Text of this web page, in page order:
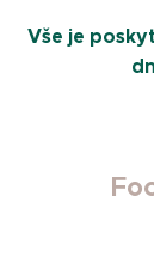
Vše je